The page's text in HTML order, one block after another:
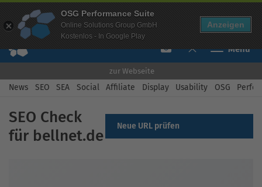
Free Checks Über uns Free Account
Toggle
zur Webseite
News SEO SEA Social Affiliate Display Usability OSG
SEO Check
für bellnet.de
Neue URL prüfen
OSG Performance Suite
Online Solutions Group GmbH
Kostenlos - In Google Play
Anzeigen